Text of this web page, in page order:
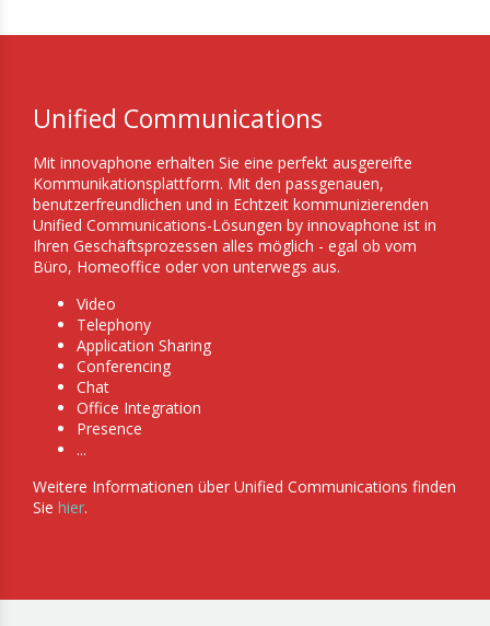
Unified Communications
Mit innovaphone erhalten Sie eine perfekt ausgereifte
Kommunikationsplattform. Mit den passgenauen,
benutzerfreundlichen und in Echtzeit kommunizierenden
Unified Communications-Lösungen by innovaphone ist in
Ihren Geschäftsprozessen alles möglich - egal ob vom
Büro, Homeoffice oder von unterwegs aus.
Video
Telephony
Application Sharing
Conferencing
Chat
Office Integration
Presence
...
Weitere Informationen über Unified Communications finden
Sie hier.